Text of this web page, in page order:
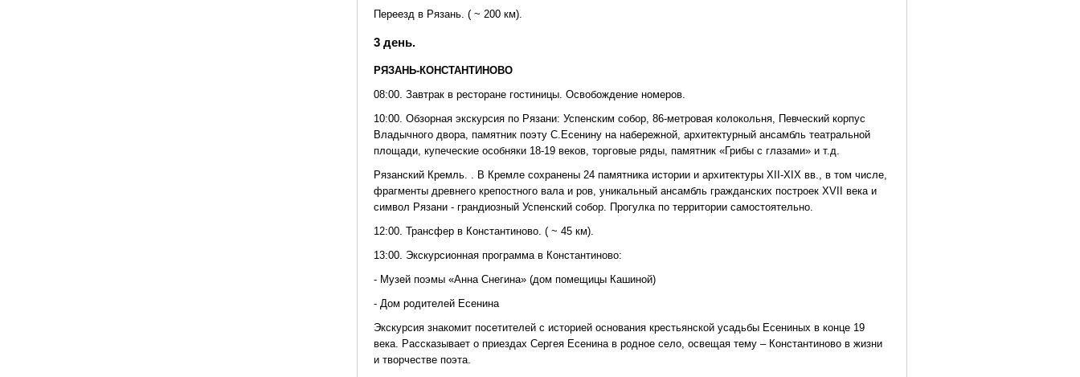
Переезд в Рязань. ( ~ 200 км).
3 день.
РЯЗАНЬ-КОНСТАНТИНОВО
08:00. Завтрак в ресторане гостиницы. Освобождение номеров.
10:00. Обзорная экскурсия по Рязани: Успенским собор, 86-метровая колокольня, Певческий корпус
Владычного двора, памятник поэту С.Есенину на набережной, архитектурный ансамбль театральной
площади, купеческие особняки 18-19 веков, торговые ряды, памятник «Грибы с глазами» и т.д.
Рязанский Кремль. . В Кремле сохранены 24 памятника истории и архитектуры XII-XIX вв., в том числе,
фрагменты древнего крепостного вала и ров, уникальный ансамбль гражданских построек XVII века и
символ Рязани - грандиозный Успенский собор. Прогулка по территории самостоятельно.
12:00. Трансфер в Константиново. ( ~ 45 км).
13:00. Экскурсионная программа в Константиново:
- Музей поэмы «Анна Снегина» (дом помещицы Кашиной)
- Дом родителей Есенина
Экскурсия знакомит посетителей с историей основания крестьянской усадьбы Есениных в конце 19
века. Рассказывает о приездах Сергея Есенина в родное село, освещая тему – Константиново в жизни
и творчестве поэта.